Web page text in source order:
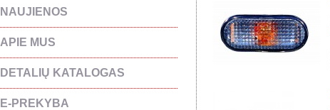
NAUJIENOS
APIE MUS
DETALIŲ KATALOGAS
E-PREKYBA